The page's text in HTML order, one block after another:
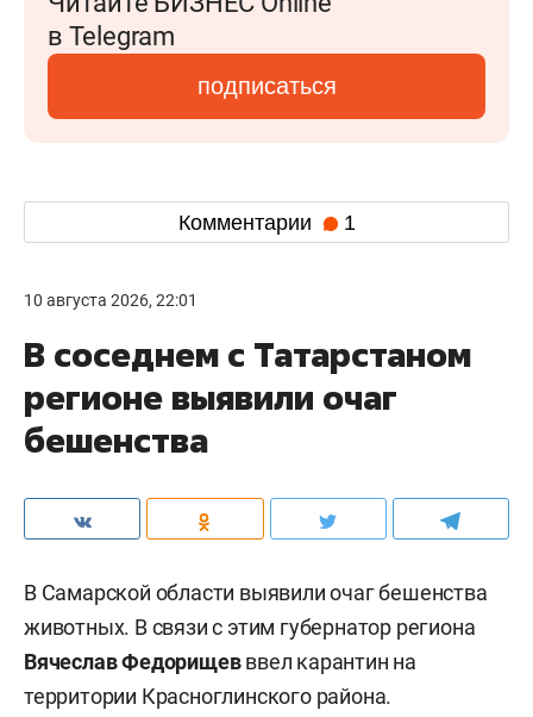
в Telegram
подписаться
Комментарии 1
10 августа 2026, 22:01
В соседнем с Татарстаном
регионе выявили очаг
бешенства
В Самарской области выявили очаг бешенства
животных. В связи с этим губернатор региона
Вячеслав Федорищевввел карантин на
территории Красноглинского района.